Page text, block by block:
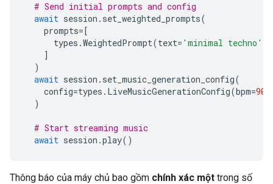
# Send initial prompts and config
await session . set_weighted_prompts(
prompts=[
types .WeightedPrompt(text= 'minimal techno'
]
)
await session . set_music_generation_config(
config=types . LiveMusicGenerationConfig(bpm=90
)
# Start streaming music
await session .play()
Thông báo của máy chủ bao gồm chính xác một trong số